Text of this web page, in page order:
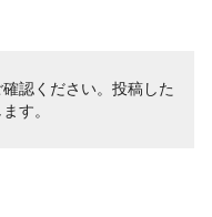
確認ください。投稿した
す。